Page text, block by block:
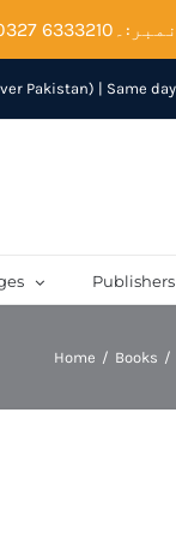
Pakistan) | Same
Publishers
Home Books